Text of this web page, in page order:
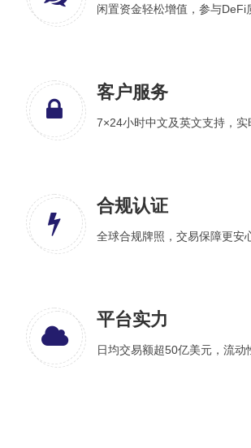
闲置资金轻松增值，参与DeFi
客户服务
7×24小时中文及英文支持，实
合规认证
全球合规牌照，交易保障更安
平台实力
日均交易额超50亿美元，流动